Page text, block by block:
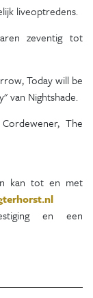
liveoptredens.
zeventig tot
Today will be
van Nightshade.
The
kan tot en met
en een